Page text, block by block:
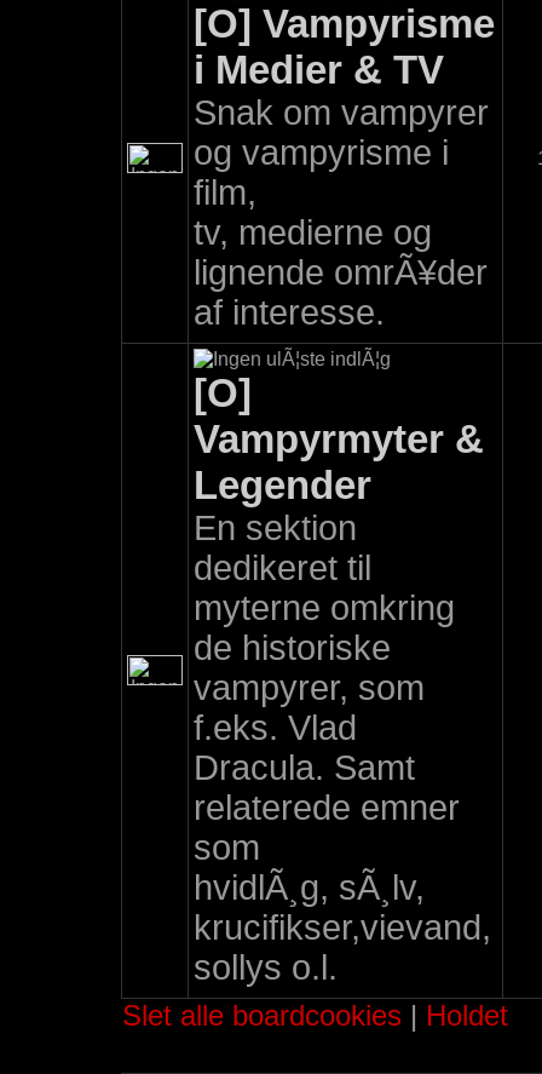
[O] Vampyrisme
i Medier & TV
Snak om vampyrer
og vampyrisme i
film,
tv, medierne og
lignende omrÃ¥der
af interesse.
[O]
Vampyrmyter &
Legender
En sektion
dedikeret til
myterne omkring
de historiske
vampyrer, som
f.eks. Vlad
Dracula. Samt
relaterede emner
som
hvidlÃ¸g, sÃ¸lv,
krucifikser,vievand,
sollys o.l.
Slet alle boardcookies | Holdet